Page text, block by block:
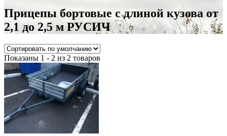
Прицепы бортовые с длиной кузова от
2,1 до 2,5 м РУСИЧ
Показаны 1 - 2 из 2 товаров